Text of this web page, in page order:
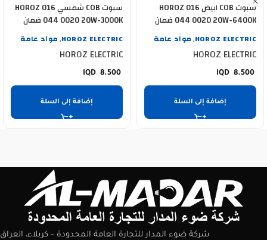
سبوت COB ابيض HOROZ 016
044 0020 20W-6400K ضمان
HOROZ ELECTRIC
, مواد عامة
HOROZ ELECTRIC
8.500
إضافة إلى السلة
سبوت COB شمسي HOROZ 016
044 0020 20W-3000K ضمان
HOROZ ELECTRIC
, مواد عامة
HOROZ ELECTRIC
8.500
إضافة إلى السلة
شركة ضوء المدار للتجارة العامة المحدودة – كربلاء، العراق